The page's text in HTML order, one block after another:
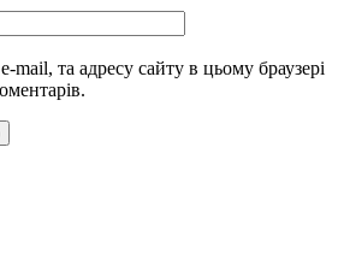
mail, та адресу сайту в цьому браузері